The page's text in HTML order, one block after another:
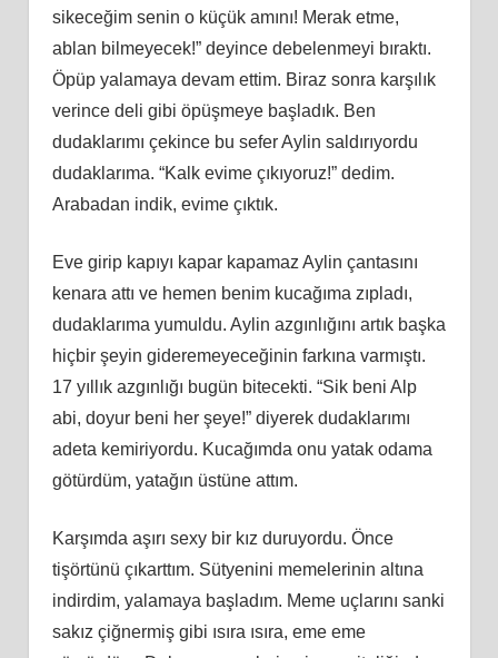
sikeceğim senin o küçük amını! Merak etme,
ablan bilmeyecek!” deyince debelenmeyi bıraktı.
Öpüp yalamaya devam ettim. Biraz sonra karşılık
verince deli gibi öpüşmeye başladık. Ben
dudaklarımı çekince bu sefer Aylin saldırıyordu
dudaklarıma. “Kalk evime çıkıyoruz!” dedim.
Arabadan indik, evime çıktık.
Eve girip kapıyı kapar kapamaz Aylin çantasını
kenara attı ve hemen benim kucağıma zıpladı,
dudaklarıma yumuldu. Aylin azgınlığını artık başka
hiçbir şeyin gideremeyeceğinin farkına varmıştı.
17 yıllık azgınlığı bugün bitecekti. “Sik beni Alp
abi, doyur beni her şeye!” diyerek dudaklarımı
adeta kemiriyordu. Kucağımda onu yatak odama
götürdüm, yatağın üstüne attım.
Karşımda aşırı sexy bir kız duruyordu. Önce
tişörtünü çıkarttım. Sütyenini memelerinin altına
indirdim, yalamaya başladım. Meme uçlarını sanki
sakız çiğnermiş gibi ısıra ısıra, eme eme